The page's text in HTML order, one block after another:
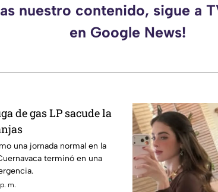
nuestro contenido, sigue a
en Google News!
de gas LP sacude la
una jornada normal en la
terminó en una
m.